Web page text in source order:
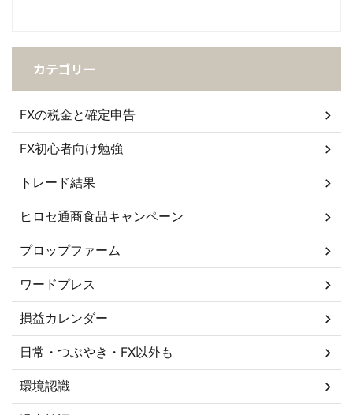
カテゴリー
FXの税金と確定申告
FX初心者向け勉強
トレード結果
ヒロセ通商食品キャンペーン
プロップファーム
ワードプレス
損益カレンダー
日常・つぶやき・FX以外も
環境認識